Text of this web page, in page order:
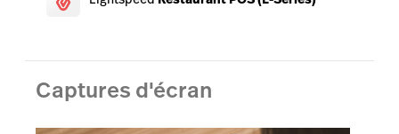
Captures d'écran